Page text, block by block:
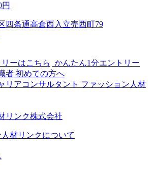
四条通高倉西入立売西町79
ーはこちら かんたん1分エントリー
初めての方へ
ファッション人材
材リンクについて